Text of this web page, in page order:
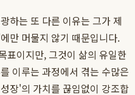
하는 또 다른 이유는 그가 제
만 머물지 않기 때문입니다.
표이지만, 그것이 삶의 유일한
이루는 과정에서 겪는 수많은
장'의 가치를 끊임없이 강조합